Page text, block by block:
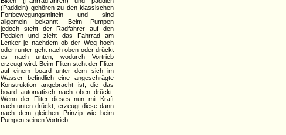
(Paddeln) gehören zu den klassischen
Fortbewegungsmitteln und sind
allgemein bekannt. Beim Pumpen
jedoch steht der Radfahrer auf den
Pedalen und zieht das Fahrrad am
Lenker je nachdem ob der Weg hoch
oder runter geht nach oben oder drückt
es nach unten, wodurch Vortrieb
erzeugt wird. Beim Fliten steht der Fliter
auf einem board unter dem sich im
Wasser befindlich eine angeschrägte
Konstruktion angebracht ist, die das
board automatisch nach oben drückt.
Wenn der Fliter dieses nun mit Kraft
nach unten drückt, erzeugt diese dann
nach dem gleichen Prinzip wie beim
Pumpen seinen Vortrieb.